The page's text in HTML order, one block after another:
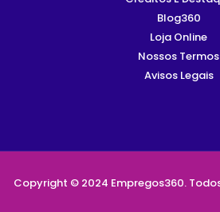
Blog360
Loja Online
Nossos Termos
Avisos Legais
Copyright © 2024 Empregos360.